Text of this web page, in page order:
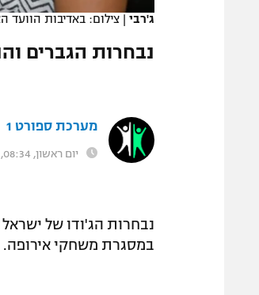
המגזיןג'רבי | צילום: באדיבות הוועד
נבחרות הגברים
מערכת ספורט 1
יום ראשון, 08:34, 21.06.15
נבחרות הג'ודו של
במסגרת משחקי אירופה.